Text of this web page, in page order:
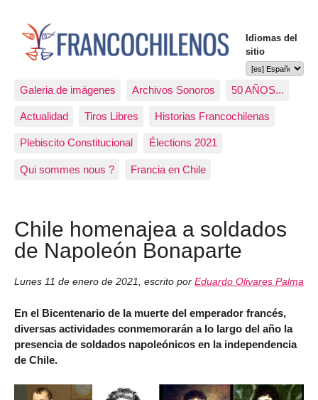
Idiomas del
sitio
Galeria de imágenes Archivos Sonoros 50 AÑOS...
Actualidad Tiros Libres Historias Francochilenas
Plebiscito Constitucional Élections 2021
Qui sommes nous ? Francia en Chile
Chile homenajea a soldados
de Napoleón Bonaparte
Lunes 11 de enero de 2021, escrito por Eduardo Olivares Palma
En el Bicentenario de la muerte del emperador francés,
diversas actividades conmemorarán a lo largo del año la
presencia de soldados napoleónicos en la independencia
de Chile.